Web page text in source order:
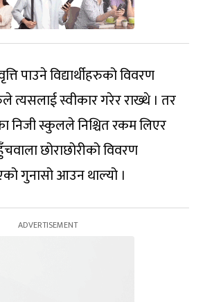
पाउने विद्यार्थीहरुको विवरण
त्यसलाई स्वीकार गरेर राख्थे । तर
निजी स्कुलले निश्चित रकम लिएर
छोराछोरीको विवरण
गुनासो आउन थाल्यो ।